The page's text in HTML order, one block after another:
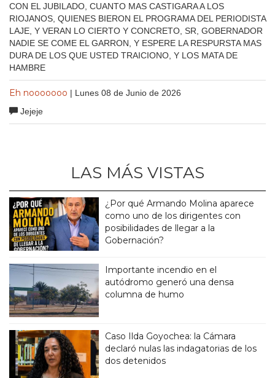
CON EL JUBILADO, CUANTO MAS CASTIGARA A LOS
RIOJANOS, QUIENES BIERON EL PROGRAMA DEL PERIODISTA
LAJE, Y VERAN LO CIERTO Y CONCRETO, SR, GOBERNADOR
NADIE SE COME EL GARRON, Y ESPERE LA RESPURSTA MAS
DURA DE LOS QUE USTED TRAICIONO, Y LOS MATA DE
HAMBRE
Eh nooooooo | Lunes 08 de Junio de 2026
Jejeje
LAS MÁS VISTAS
¿Por qué Armando Molina aparece
como uno de los dirigentes con
posibilidades de llegar a la
Gobernación?
Importante incendio en el
autódromo generó una densa
columna de humo
Caso Ilda Goyochea: la Cámara
declaró nulas las indagatorias de los
dos detenidos